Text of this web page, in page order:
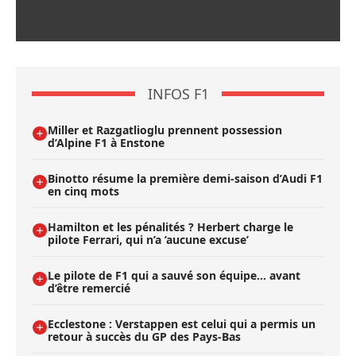
INFOS F1
Miller et Razgatlioglu prennent possession
d’Alpine F1 à Enstone
Binotto résume la première demi-saison d’Audi F1
en cinq mots
Hamilton et les pénalités ? Herbert charge le
pilote Ferrari, qui n’a ’aucune excuse’
Le pilote de F1 qui a sauvé son équipe… avant
d’être remercié
Ecclestone : Verstappen est celui qui a permis un
retour à succès du GP des Pays-Bas